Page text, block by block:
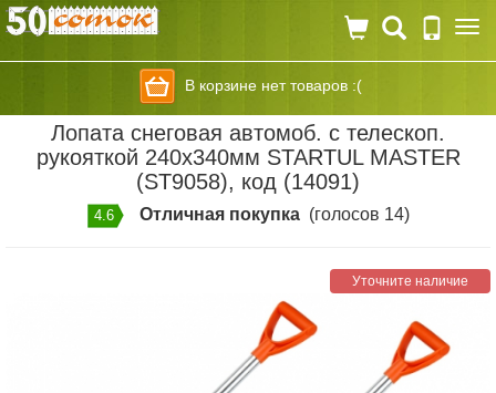
В корзине нет товаров :(
Лопата снеговая автомоб. с телескоп.
рукояткой 240х340мм STARTUL MASTER
(ST9058), код (14091)
4.6 Отличная покупка(голосов 14)
Уточните наличие